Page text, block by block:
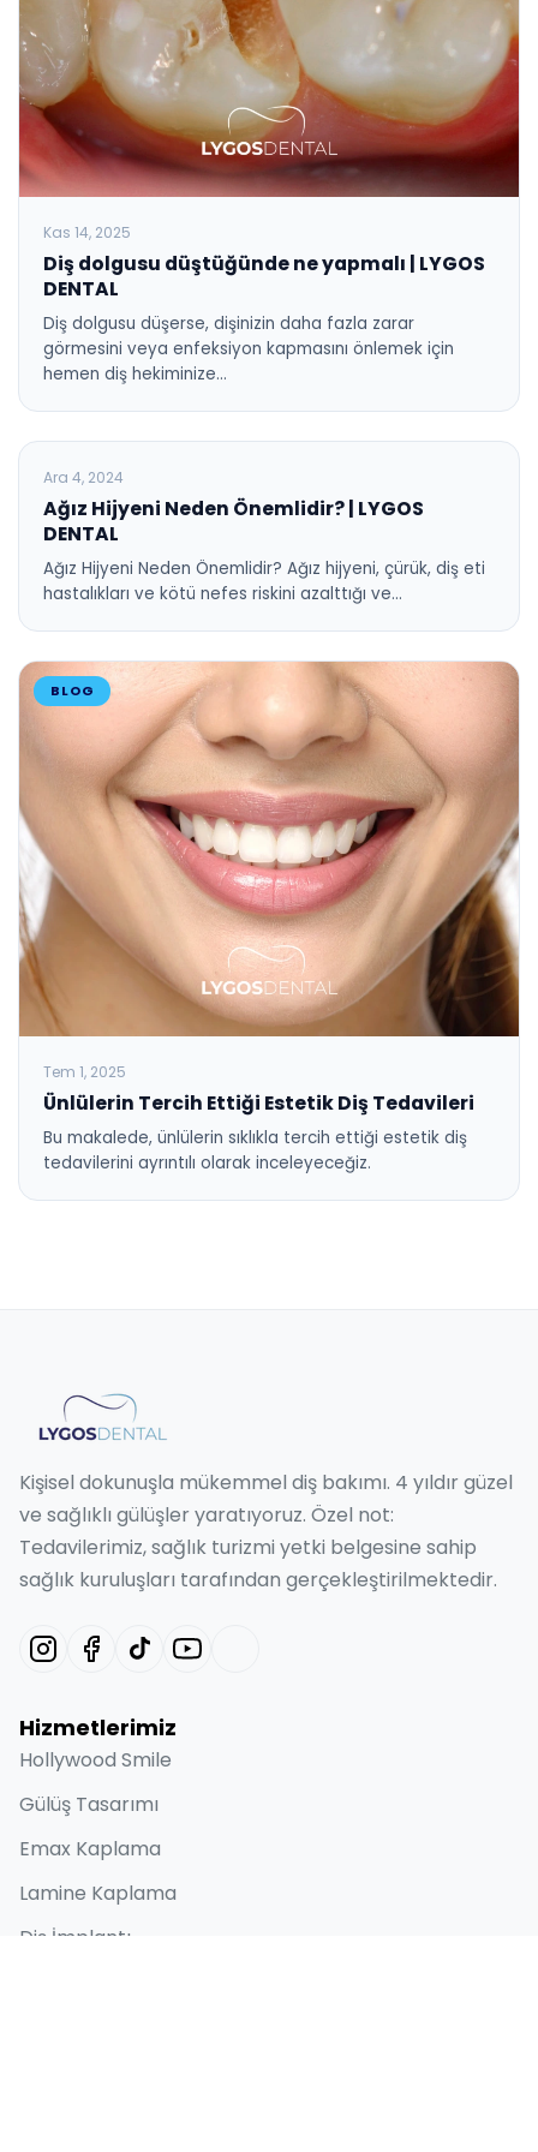
Kas 14, 2025
Diş dolgusu düştüğünde ne yapmalı | LYGOS
DENTAL
Diş dolgusu düşerse, dişinizin daha fazla zarar
görmesini veya enfeksiyon kapmasını önlemek için
hemen diş hekiminize…
BLOG
Ara 4, 2024
Ağız Hijyeni Neden Önemlidir? | LYGOS
DENTAL
Ağız Hijyeni Neden Önemlidir? Ağız hijyeni, çürük, diş eti
hastalıkları ve kötü nefes riskini azalttığı ve…
BLOG
Tem 1, 2025
Ünlülerin Tercih Ettiği Estetik Diş Tedavileri
Bu makalede, ünlülerin sıklıkla tercih ettiği estetik diş
tedavilerini ayrıntılı olarak inceleyeceğiz.
Kişisel dokunuşla mükemmel diş bakımı. 4 yıldır güzel
ve sağlıklı gülüşler yaratıyoruz. Özel not:
Tedavilerimiz, sağlık turizmi yetki belgesine sahip
sağlık kuruluşları tarafından gerçekleştirilmektedir.
Hizmetlerimiz
Hollywood Smile
Gülüş Tasarımı
Emax Kaplama
Lamine Kaplama
Diş İmplantı